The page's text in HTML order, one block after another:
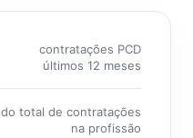
contratações PCD
últimos 12 meses
do total de contratações
na profissão